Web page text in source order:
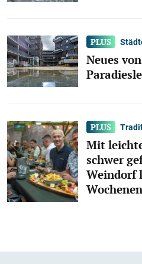
Neues
Mit
schwer
Weindorf